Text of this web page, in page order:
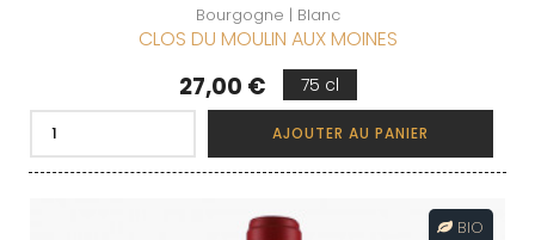
Bourgogne | Blanc
CLOS DU MOULIN AUX MOINES
Prix
27,00 € 75 cl
AJOUTER AU PANIER
BIO